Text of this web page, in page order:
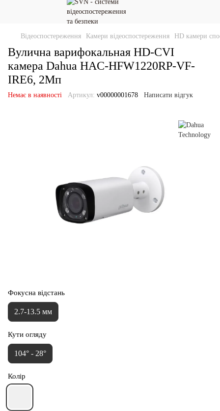
Відеоспостереження Камери відеоспостереження HD камери
Вулична варифокальная HD-CVI
камера Dahua HAC-HFW1220RP-VF-
IRE6, 2Мп
Немає в наявності Артикул: v00000001678 Написати відгук
Фокусна відстань
2.7-13.5 мм
Кути огляду
104° - 28°
Колір